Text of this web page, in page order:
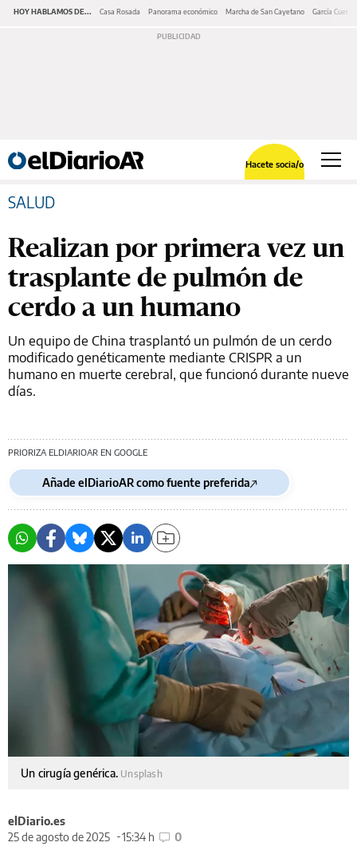
HOY HABLAMOS DE... Casa Rosada Panorama económico Marcha de San Cayetano García Cuerva
Hacete socia/o
SALUD
Realizan por primera vez un
trasplante de pulmón de
cerdo a un humano
Un equipo de China trasplantó un pulmón de un cerdo
modificado genéticamente mediante CRISPR a un
humano en muerte cerebral, que funcionó durante nueve
días.
PRIORIZA ELDIARIOAR EN GOOGLE
Añade elDiarioAR como fuente preferida
Un cirugía genérica. Unsplash
elDiario.es
25 de agosto de 2025
15:34 h 0